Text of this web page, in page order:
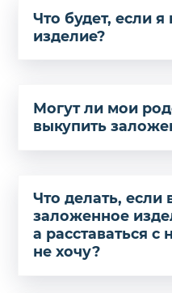
Что будет, если
изделие?
Могут ли мои
выкупить
Что делать, если
заложенное
а расставаться с
не хочу?